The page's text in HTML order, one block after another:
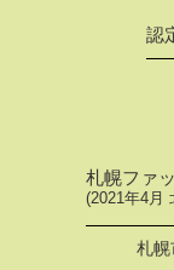
認
札幌ファ
(2021年4月
札